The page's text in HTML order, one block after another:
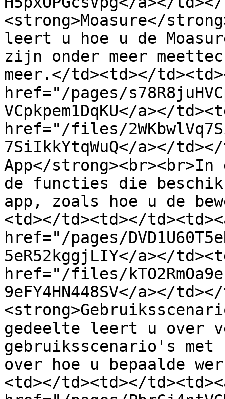
<strong>Moasure</
leert u hoe u de
zijn onder meer
meer.</td><td></
href="/pages/
VCpkpem1DqKU</a></
href="/files/
7SiIkkYtqWuQ</a></
App</
de functies die
app, zoals hoe u de
<td></td><td></
href="/pages/
5eR52kggjLIY</a></
href="/files/
9eFY4HN448SV</a></
gedeelte leert u over
gebruiksscenario's
over hoe u bepaalde
<td></td><td></